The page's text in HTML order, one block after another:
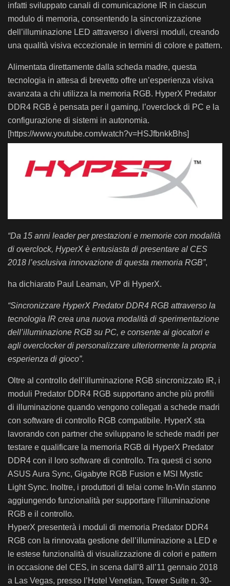
infatti sviluppato canali di comunicazione IR in ciascun
modulo di memoria, consentendo la sincronizzazione
dell’illuminazione LED attraverso i diversi moduli, creando
una qualità visiva eccezionale in termini di colore e pattern.
Alimentata direttamente dalla scheda madre, questa
tecnologia in attesa di brevetto offre un’esperienza visiva
avanzata a chi utilizza la memoria RGB. HyperX Predator
DDR4 RGB è pensata per il gaming, l’overclock di PC e la
configurazione di sistemi in autonomia.
[https://www.youtube.com/watch?v=HSJfbnkkBhs]
“Da 15 anni leader per prestazioni e memorie con modalità
di overclock, HyperX è entusiasta di presentare al CES
2018 l’esclusiva innovazione di questa memoria RGB”,
ha dichiarato Paul Leaman, VP di HyperX.
“Sincronizzare HyperX Predator DDR4 RGB attraverso la
tecnologia IR crea una nuova modalità di sperimentazione
dell’illuminazione RGB su PC, e consente ai giocatori e
agli overclocker di personalizzare ulteriormente la propria
esperienza di gioco”.
Oltre al controllo dell’illuminazione RGB sincronizzato IR, i
moduli Predator DDR4 RGB supportano anche più profili
di illuminazione quando vengono collegati a schede madri
con software di controllo RGB compatibile. HyperX sta
lavorando con partner che sviluppano le schede madri per
testare e qualificare la memoria RGB di HyperX Predator
DDR4 con il loro software di controllo. Tra questi ci sono
ASUS Aura Sync, Gigabyte RGB Fusion e MSI Mystic
Light Sync. Inoltre, i produttori di telai come In-Win stanno
aggiungendo funzionalità per supportare l’illuminazione
RGB e il controllo.
HyperX presenterà i moduli di memoria Predator DDR4
RGB con la rinnovata gestione dell’illuminazione a LED e
le estese funzionalità di visualizzazione di colori e pattern
in occasione del CES, in scena dall’8 all’11 gennaio 2018
a Las Vegas, presso l’Hotel Venetian, Tower Suite n. 30-